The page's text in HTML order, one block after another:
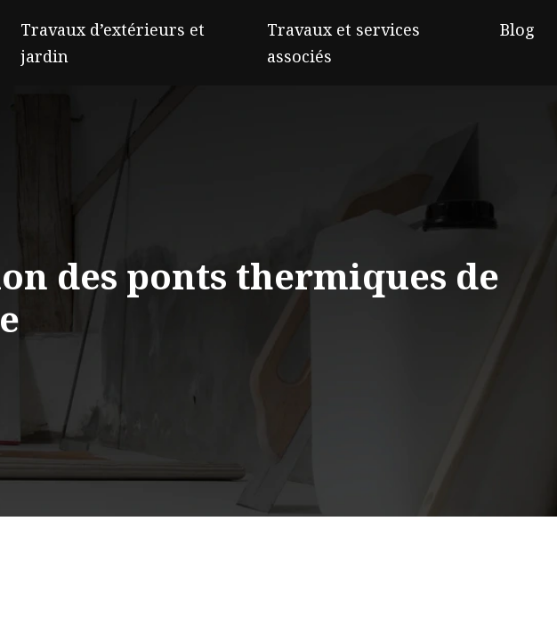
Travaux d’extérieurs et
jardin
Travaux et services
associés
Blog
des ponts thermiques de